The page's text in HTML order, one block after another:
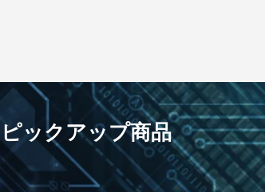
ピックアップ商品